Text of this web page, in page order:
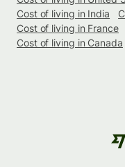
Cost of living in India
Cost of living in France
Cost of living in Canada